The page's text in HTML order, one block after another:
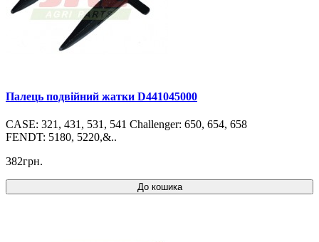
Палець подвійний жатки D441045000
CASE: 321, 431, 531, 541 Challenger: 650, 654, 658
FENDT: 5180, 5220,&..
382грн.
До кошика